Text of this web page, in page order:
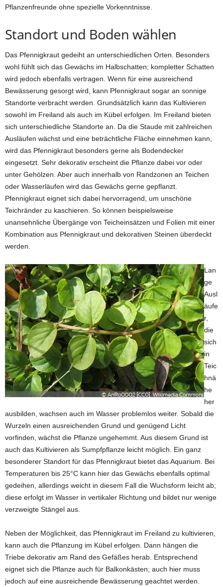
Pflanzenfreunde ohne spezielle Vorkenntnisse.
Standort und Boden wählen
Das Pfennigkraut gedeiht an unterschiedlichen Orten. Besonders
wohl fühlt sich das Gewächs im Halbschatten; kompletter Schatten
wird jedoch ebenfalls vertragen. Wenn für eine ausreichend
Bewässerung gesorgt wird, kann Pfennigkraut sogar an sonnige
Standorte verbracht werden. Grundsätzlich kann das Kultivieren
sowohl im Freiland als auch im Kübel erfolgen. Im Freiland bieten
sich unterschiedliche Standorte an. Da die Staude mit zahlreichen
Ausläufen wächst und eine beträchtliche Fläche einnehmen kann,
wird das Pfennigkraut besonders gerne als Bodendecker
eingesetzt. Sehr dekorativ erscheint die Pflanze dabei vor oder
unter Gehölzen. Aber auch innerhalb von Randzonen an Teichen
oder Wasserläufen wird das Gewächs gerne gepflanzt.
Pfennigkraut eignet sich dabei hervorragend, um unschöne
Teichränder zu kaschieren. So können beispielsweise
unansehnliche Übergänge von Teicheinsätzen und Folien mit einer
Kombination aus Pfennigkraut und dekorativen Steinen überdeckt
werden.
Lan
ge
Ausl
äufe
r,
die
sich
in
Teic
hnä
he
her
ausbilden, wachsen auch im Wasser problemlos weiter. Sobald die
Wurzeln einen ausreichenden Grund und genügend Licht
vorfinden, wächst die Pflanze ungehemmt. Aus diesem Grund ist
auch das Kultivieren als Sumpfpflanze leicht möglich. Ein ganz
besonderer Standort für das Pfennigkraut bietet das Aquarium. Bei
Temperaturen bis 25°C kann hier das Gewächs ebenfalls optimal
gedeihen, allerdings weicht in diesem Fall die Wuchsform leicht ab;
diese erfolgt im Wasser in vertikaler Richtung und bildet nur wenige
verzweigte Stängel aus.
Neben der Möglichkeit, das Pfennigkraut im Freiland zu kultivieren,
kann auch die Pflanzung im Kübel erfolgen. Dann hängen die
Triebe dekorativ am Rand des Gefäßes herab. Entsprechend
eignet sich die Pflanze auch für Balkonkästen; auch hier muss
jedoch auf eine ausreichende Bewässerung geachtet werden.